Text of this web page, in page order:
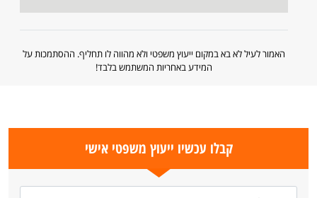
האמור לעיל לא בא במקום ייעוץ משפטי ולא מהווה לו תחליף. ההסתמכות על
המידע באחריות המשתמש בלבד!
קבלו עכשיו ייעוץ משפטי אישי